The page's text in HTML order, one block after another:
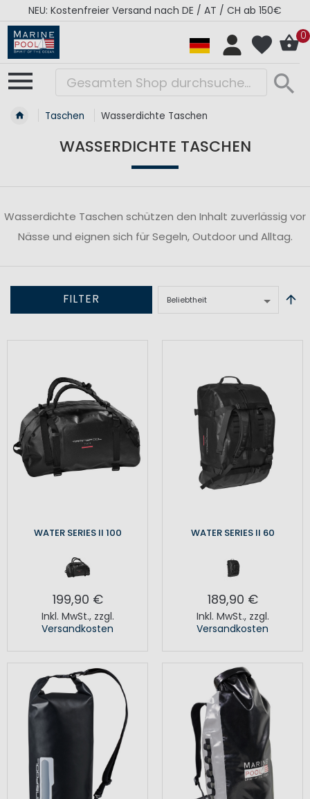
NEU: Kostenfreier Versand nach DE / AT / CH ab 150€
0
Taschen Wasserdichte Taschen
WASSERDICHTE TASCHEN
Wasserdichte Taschen schützen den Inhalt zuverlässig vor
Nässe und eignen sich für Segeln, Outdoor und Alltag.
FILTER
WATER SERIES II 100
199,90 €
Inkl. MwSt., zzgl.
Versandkosten
WATER SERIES II 60
189,90 €
Inkl. MwSt., zzgl.
Versandkosten